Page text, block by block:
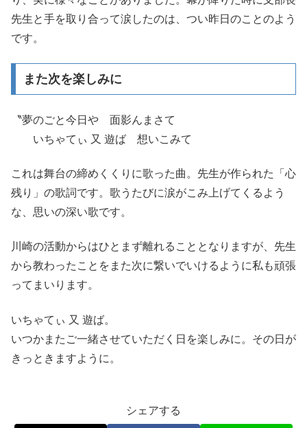
先生と手を取り合って涙したのは、つい昨日のことのよう
です。
また次を楽しみに
〝夢のごと今日や 面影んまさて
いちゃてぃ 又 遊ば 想いこみて
これは舞台の締めくくりに歌った曲。先生が作られた「心
残り」の歌詞です。歌うたびに涙がこみ上げてくるよう
な、思いの深い歌です。
川崎の活動からはひとまず離れることとなりますが、先生
から教わったことをまた次に繋いでいけるように私も頑張
ってまいります。
いちゃてぃ 又 遊ば。
いつかまたご一緒させていただく日を楽しみに。その日が
きっときますように。
シェアする